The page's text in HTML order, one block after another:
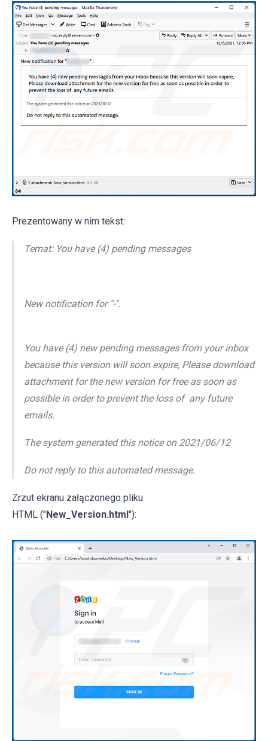
Prezentowany w nim tekst:
Temat: You have (4) pending messages
New notification for "-".
You have (4) new pending messages from your inbox
because this version will soon expire, Please download
attachment for the new version for free as soon as
possible in order to prevent the loss of any future
emails.
The system generated this notice on 2021/06/12
Do not reply to this automated message.
Zrzut ekranu załączonego pliku
HTML ("New_Version.html"):